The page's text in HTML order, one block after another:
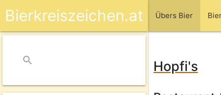
Übers Bier
Bierkreiszeichen.at
search Hopfi's